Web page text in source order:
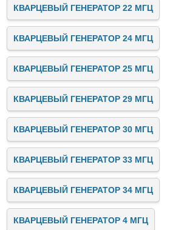
КВАРЦЕВЫЙ ГЕНЕРАТОР 22 МГЦ
КВАРЦЕВЫЙ ГЕНЕРАТОР 24 МГЦ
КВАРЦЕВЫЙ ГЕНЕРАТОР 25 МГЦ
КВАРЦЕВЫЙ ГЕНЕРАТОР 29 МГЦ
КВАРЦЕВЫЙ ГЕНЕРАТОР 30 МГЦ
КВАРЦЕВЫЙ ГЕНЕРАТОР 33 МГЦ
КВАРЦЕВЫЙ ГЕНЕРАТОР 34 МГЦ
КВАРЦЕВЫЙ ГЕНЕРАТОР 4 МГЦ